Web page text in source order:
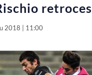
2018 | 11:00